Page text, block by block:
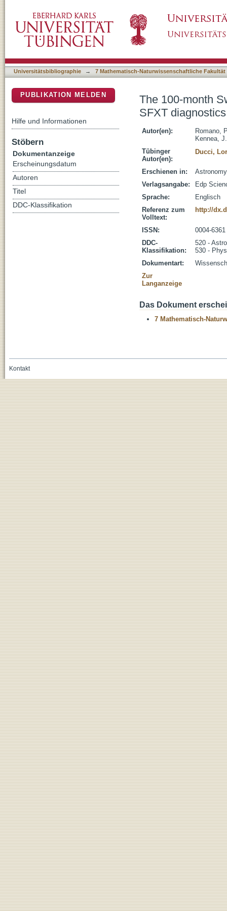
outburst properties
Universitätsbibliographie → 7 Mathematisch-Naturwissenschaftliche Fakultät
The 100-month
SFXT
Autor(en):
Romano,
Kennea,
Tübinger
Autor(en):
Ducci,
Erschienen in:
Verlagsangabe:
Edp
Sprache:
Englisch
Referenz zum
Volltext:
http://
ISSN:
0004-6361
DDC-
Klassifikation:
520 -
530 -
Dokumentart:
Zur
Langanzeige
Das Dokument
7 Mathematisch-
PUBLIKATION MELDEN
Hilfe und Informationen
Stöbern
Dokumentanzeige
Erscheinungsdatum
Autoren
Titel
DDC-Klassifikation
Kontakt